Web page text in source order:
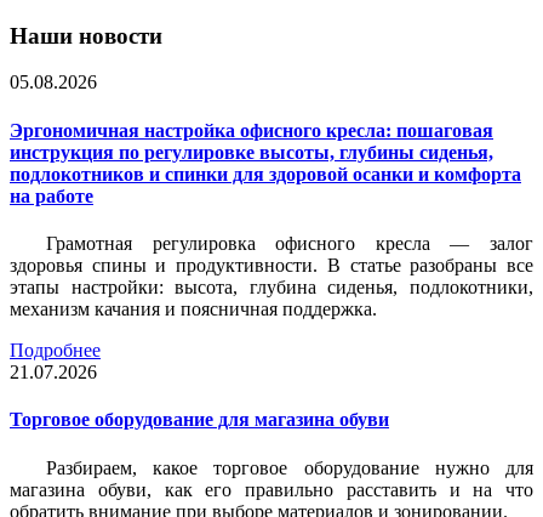
Наши новости
05.08.2026
Эргономичная настройка офисного кресла: пошаговая
инструкция по регулировке высоты, глубины сиденья,
подлокотников и спинки для здоровой осанки и комфорта
на работе
Грамотная регулировка офисного кресла — залог
здоровья спины и продуктивности. В статье разобраны все
этапы настройки: высота, глубина сиденья, подлокотники,
механизм качания и поясничная поддержка.
Подробнее
21.07.2026
Торговое оборудование для магазина обуви
Разбираем, какое торговое оборудование нужно для
магазина обуви, как его правильно расставить и на что
обратить внимание при выборе материалов и зонировании.